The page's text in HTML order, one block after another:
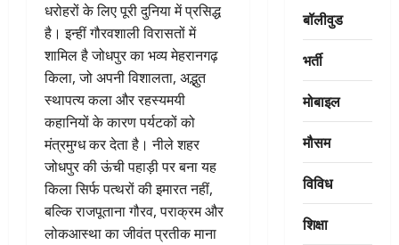
धरोहरों के लिए पूरी दुनिया में प्रसिद्ध
है। इन्हीं गौरवशाली विरासतों में
शामिल है जोधपुर का भव्य मेहरानगढ़
किला, जो अपनी विशालता, अद्भुत
स्थापत्य कला और रहस्यमयी
कहानियों के कारण पर्यटकों को
मंत्रमुग्ध कर देता है। नीले शहर
जोधपुर की ऊंची पहाड़ी पर बना यह
किला सिर्फ पत्थरों की इमारत नहीं,
बल्कि राजपूताना गौरव, पराक्रम और
लोकआस्था का जीवंत प्रतीक माना
बॉलीवुड
भर्ती
मोबाइल
मौसम
विविध
शिक्षा